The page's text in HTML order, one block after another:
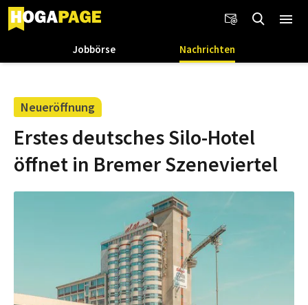
Jobbörse Nachrichten
Neueröffnung
Erstes deutsches Silo-Hotel
öffnet in Bremer Szeneviertel